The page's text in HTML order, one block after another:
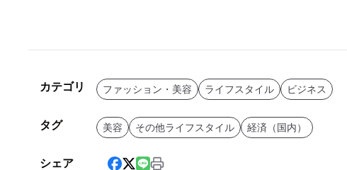
カテゴリ ファッション・美容 ライフスタイル ビジネス
タグ 美容 その他ライフスタイル 経済（国内）
シェア